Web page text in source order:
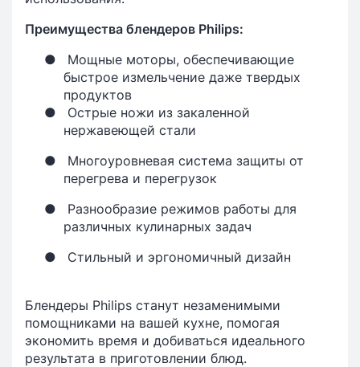
Преимущества блендеров Philips:
●
Мощные моторы, обеспечивающие
быстрое измельчение даже твердых
продуктов
●
Острые ножи из закаленной
нержавеющей стали
●
Многоуровневая система защиты от
перегрева и перегрузок
●
Разнообразие режимов работы для
различных кулинарных задач
●
Стильный и эргономичный дизайн
Блендеры Philips станут незаменимыми
помощниками на вашей кухне, помогая
экономить время и добиваться идеального
результата в приготовлении блюд.